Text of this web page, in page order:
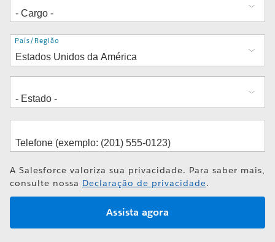
Endereço
País/Região
A Salesforce valoriza sua privacidade. Para saber mais,
consulte nossa Declaração de privacidade.